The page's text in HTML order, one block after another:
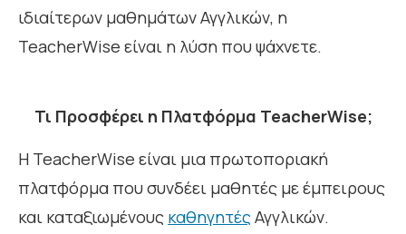
ιδιαίτερων μαθημάτων Αγγλικών, η
TeacherWise είναι η λύση που ψάχνετε.
Τι Προσφέρει η Πλατφόρμα TeacherWise;
Η TeacherWise είναι μια πρωτοποριακή
πλατφόρμα που συνδέει μαθητές με έμπειρους
και καταξιωμένους καθηγητέςΑγγλικών.